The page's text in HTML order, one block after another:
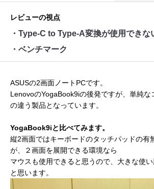
レビューの視点
・Type-C to Type-A変換が使用できな
・ベンチマーク
ASUSの2画面ノートPCです。
LenovoのYogaBook9iの後発ですが、単純な
の違う製品となっています。
YogaBook9iと比べてみます。
縦2画面ではキーボードのタッチパッドの有
が、２画面を展開できる環境なら
マウスも使用できると思うので、大きな使
と思います。